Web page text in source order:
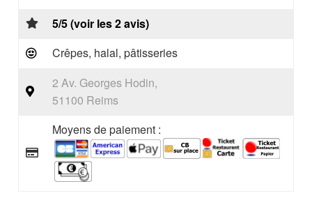
5/5 (voir les 2 avis)
Crêpes, halal, pâtisseries
2 Av. Georges Hodin,
51100 Reims
Moyens de paiement :